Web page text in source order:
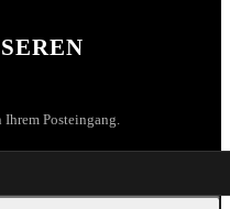
Posteingang.